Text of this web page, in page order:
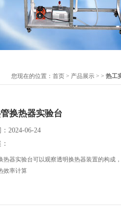
您现在的位置： 首页 > 产品展示 > > 热工
换热器实验台
2024-06-24
热器实验台可以观察透明换热器装置的构成
效率计算